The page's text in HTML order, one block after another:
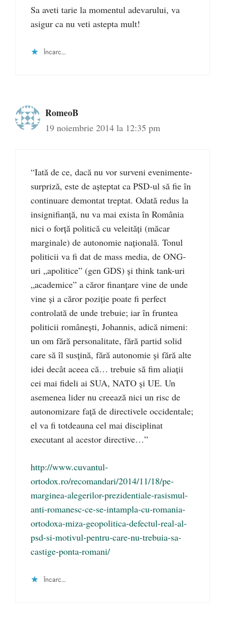
Sa aveti tarie la momentul adevarului, va
asigur ca nu veti astepta mult!
Încarc...
RomeoB
19 noiembrie 2014 la 12:35 pm
“Iată de ce, dacă nu vor surveni evenimente-
surpriză, este de așteptat ca PSD-ul să fie în
continuare demontat treptat. Odată redus la
insignifianță, nu va mai exista în România
nici o forță politică cu veleități (măcar
marginale) de autonomie națională. Tonul
politicii va fi dat de mass media, de ONG-
uri „apolitice” (gen GDS) și think tank-uri
„academice” a căror finanțare vine de unde
vine și a căror poziție poate fi perfect
controlată de unde trebuie; iar în fruntea
politicii românești, Johannis, adică nimeni:
un om fără personalitate, fără partid solid
care să îl susțină, fără autonomie și fără alte
idei decât aceea că… trebuie să fim aliații
cei mai fideli ai SUA, NATO și UE. Un
asemenea lider nu creează nici un risc de
autonomizare față de directivele occidentale;
el va fi totdeauna cel mai disciplinat
executant al acestor directive…”
http://www.cuvantul-
ortodox.ro/recomandari/2014/11/18/pe-
marginea-alegerilor-prezidentiale-rasismul-
anti-romanesc-ce-se-intampla-cu-romania-
ortodoxa-miza-geopolitica-defectul-real-al-
psd-si-motivul-pentru-care-nu-trebuia-sa-
castige-ponta-romani/
Încarc...